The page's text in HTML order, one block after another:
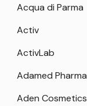
Acqua di Parma
Activ
ActivLab
Adamed Pharma
Aden Cosmetics